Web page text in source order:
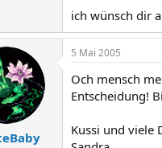
ich wünsch dir
5 Mai 2005
Och mensch
Entscheidung!
Kussi und viele